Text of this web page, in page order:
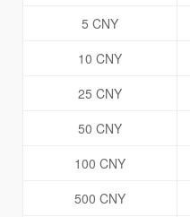
5 CNY
10 CNY
25 CNY
50 CNY
100 CNY
500 CNY